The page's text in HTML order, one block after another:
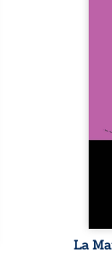
La
La